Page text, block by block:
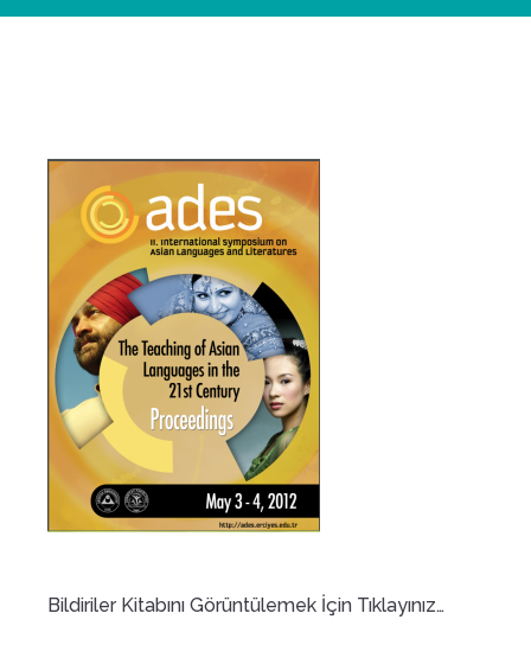
Bildiriler Kitabını Görüntülemek İçin Tıklayınız…